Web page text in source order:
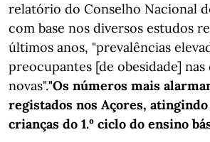
relatório do Conselho Nacional
com base nos diversos estudos
últimos anos, "prevalências
preocupantes [de obesidade] nas
novas"."Os números mais
registados nos Açores, atingindo
crianças do 1.º ciclo do ensino